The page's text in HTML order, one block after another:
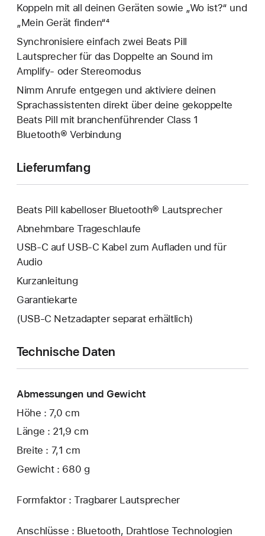
Koppeln mit all deinen Geräten sowie „Wo ist?“ und
„Mein Gerät finden“⁴
Synchronisiere einfach zwei Beats Pill
Lautsprecher für das Doppelte an Sound im
Amplify- oder Stereomodus
Nimm Anrufe entgegen und aktiviere deinen
Sprachassistenten direkt über deine gekoppelte
Beats Pill mit branchenführender Class 1
Bluetooth® Verbindung
Lieferumfang
Beats Pill kabelloser Bluetooth® Lautsprecher
Abnehmbare Trageschlaufe
USB-C auf USB-C Kabel zum Aufladen und für
Audio
Kurzanleitung
Garantiekarte
(USB‑C Netzadapter separat erhältlich)
Technische Daten
Abmessungen und Gewicht
Höhe : 7,0 cm
Länge : 21,9 cm
Breite : 7,1 cm
Gewicht : 680 g
Formfaktor : Tragbarer Lautsprecher
Anschlüsse : Bluetooth, Drahtlose Technologien